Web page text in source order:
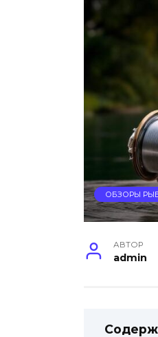
ОБЗОРЫ
АВТОР
admin